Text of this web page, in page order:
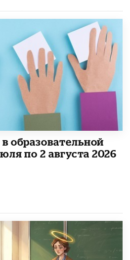
образовательной
по 2 августа 2026